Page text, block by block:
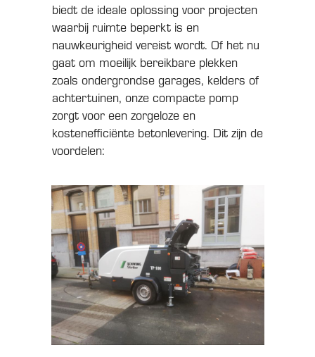
biedt de ideale oplossing voor projecten
waarbij ruimte beperkt is en
nauwkeurigheid vereist wordt. Of het nu
gaat om moeilijk bereikbare plekken
zoals ondergrondse garages, kelders of
achtertuinen, onze compacte pomp
zorgt voor een zorgeloze en
kostenefficiënte betonlevering. Dit zijn de
voordelen: